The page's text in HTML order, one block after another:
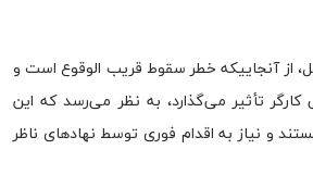
از آنجاییکه خطر سقوط قریب الوقوع است و
تأثیر می‌گذارد، به نظر می‌رسد که این
و نیاز به اقدام فوری توسط نهادهای ناظر